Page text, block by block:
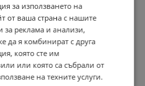
Biomecanics 241140-A008
за използването на
от ваша страна с нашите
за реклама и анализи,
да я комбинират с друга
която сте им
или която са събрали от
на техните услуги.